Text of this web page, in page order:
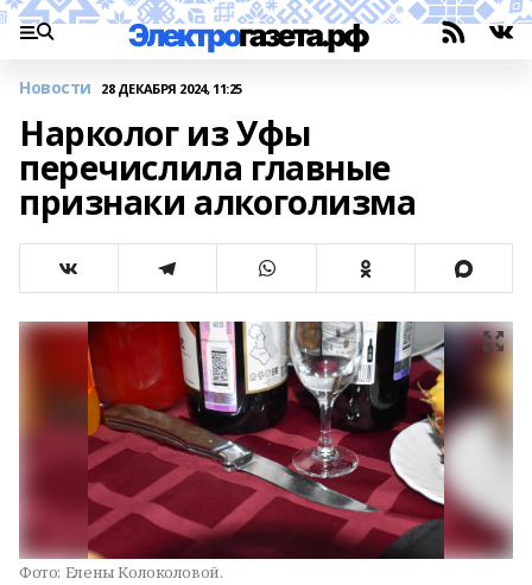
Новости 28 ДЕКАБРЯ 2024, 11:25
Нарколог из Уфы
перечислила главные
признаки алкоголизма
Фото: Елены Колоколовой.